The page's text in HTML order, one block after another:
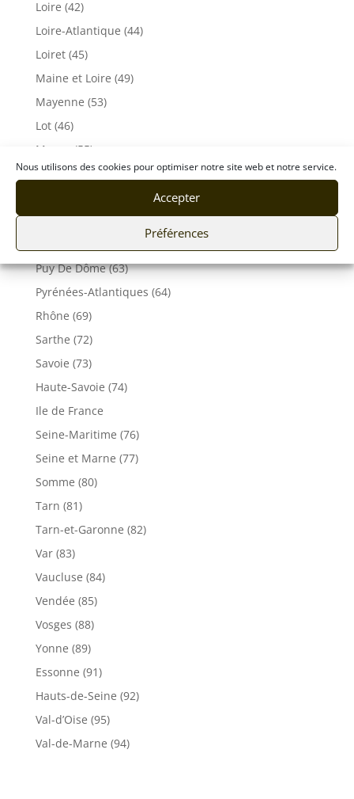
Nous utilisons des cookies pour optimiser notre site web et notre service.
Accepter
Préférences
Loire (42)
Loire-Atlantique (44)
Loiret (45)
Maine et Loire (49)
Mayenne (53)
Lot (46)
Meuse (55)
Morbihan (56)
Orne (61)
Puy De Dôme (63)
Pyrénées-Atlantiques (64)
Rhône (69)
Sarthe (72)
Savoie (73)
Haute-Savoie (74)
Ile de France
Seine-Maritime (76)
Seine et Marne (77)
Somme (80)
Tarn (81)
Tarn-et-Garonne (82)
Var (83)
Vaucluse (84)
Vendée (85)
Vosges (88)
Yonne (89)
Essonne (91)
Hauts-de-Seine (92)
Val-d’Oise (95)
Val-de-Marne (94)